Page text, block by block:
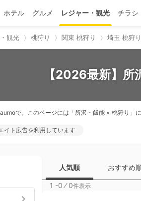
ホテル グルメ レジャー・観光 チラシ
観光 桃狩り 関東 桃狩り 埼玉 桃狩り
【2026最新】
で。このページには「所沢・飯能 × 桃狩り
イト広告を利用しています
人気順 おすすめ
1 -0 ⁄0件表示